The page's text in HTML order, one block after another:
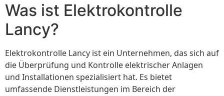
Was ist Elektrokontrolle
Lancy?
Elektrokontrolle Lancy ist ein Unternehmen, das sich auf
die Überprüfung und Kontrolle elektrischer Anlagen
und Installationen spezialisiert hat. Es bietet
umfassende Dienstleistungen im Bereich der